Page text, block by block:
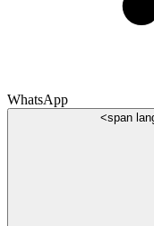
WhatsApp
<span